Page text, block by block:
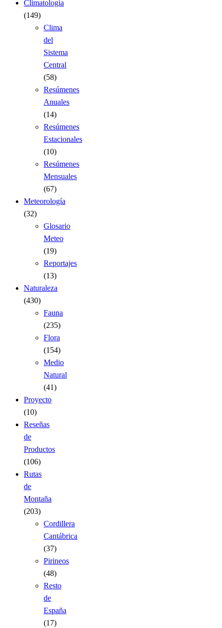
Climatología
(149)
Clima
del
Sistema
Central
(58)
Resúmenes
Anuales
(14)
Resúmenes
Estacionales
(10)
Resúmenes
Mensuales
(67)
Meteorología
(32)
Glosario
Meteo
(19)
Reportajes
(13)
Naturaleza
(430)
Fauna
(235)
Flora
(154)
Medio
Natural
(41)
Proyecto
(10)
Reseñas
de
Productos
(106)
Rutas
de
Montaña
(203)
Cordillera
Cantábrica
(37)
Pirineos
(48)
Resto
de
España
(17)